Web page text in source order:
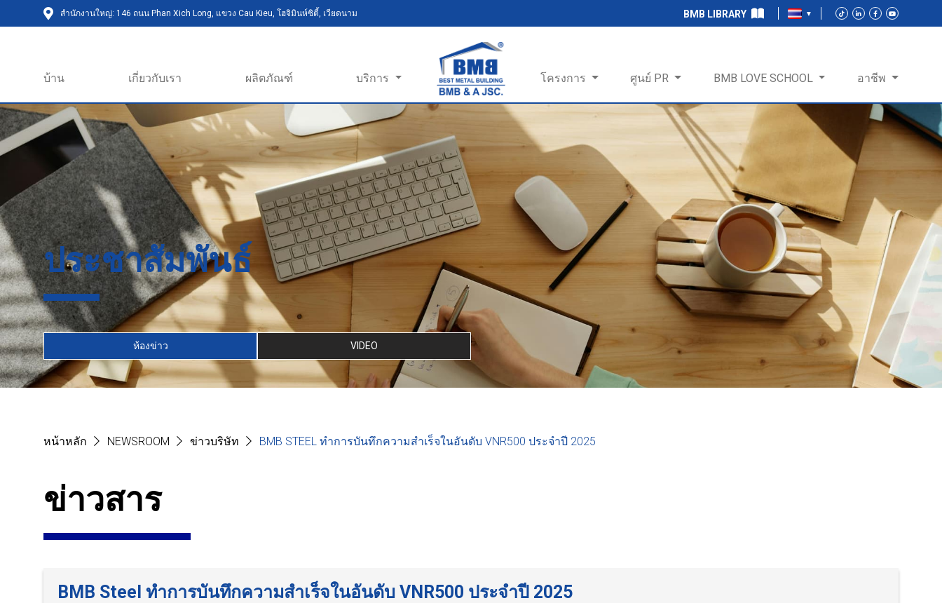
สำนักงานใหญ่: 146 ถนน Phan Xich Long, แขวง Cau Kieu, โฮจิมินห์ซิตี้, เวียดนาม BMB LIBRARY
บ้าน เกี่ยวกับเรา ผลิตภัณฑ์ บริการ โครงการ ศูนย์ PR BMB LOVE SCHOOL อาชีพ
ประชาสัมพันธ์
ห้องข่าว VIDEO
หน้าหลัก NEWSROOM ข่าวบริษัท BMB STEEL ทำการบันทึกความสำเร็จในอันดับ VNR500 ประจำปี 2025
ข่าวสาร
BMB Steel ทำการบันทึกความสำเร็จในอันดับ VNR500 ประจำปี 2025